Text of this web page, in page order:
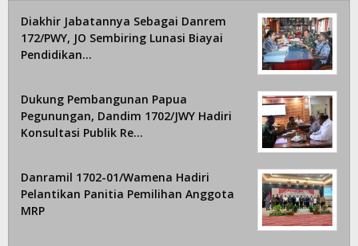
Diakhir Jabatannya Sebagai Danrem
172/PWY, JO Sembiring Lunasi Biayai
Pendidikan…
Dukung Pembangunan Papua
Pegunungan, Dandim 1702/JWY Hadiri
Konsultasi Publik Re…
Danramil 1702-01/Wamena Hadiri
Pelantikan Panitia Pemilihan Anggota
MRP